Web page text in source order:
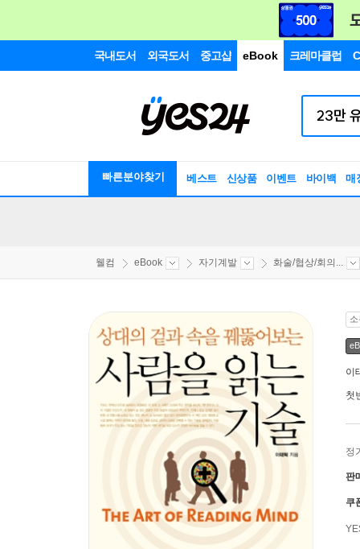
국내도서 외국도서 중고샵 eBook 크레마클럽
빠른분야찾기 베스트 신상품 이벤트 바이백 매
웰컴 eBook 자기계발 화술/협상/회의...
이
첫
정
판
쿠